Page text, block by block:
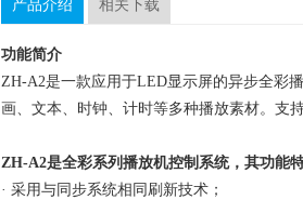
产品介绍 相关下载
功能简介
ZH-A2是一款应用于LED显示屏的异步全彩
画、文本、时钟、计时等多种播放素材。支
ZH-A2是全彩系列播放机控制系统，其功能
· 采用与同步系统相同刷新技术；